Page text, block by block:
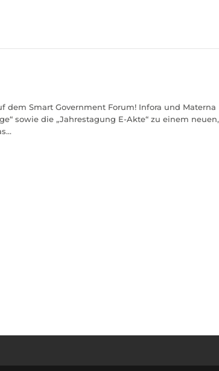
dem Smart Government Forum! Infora und Materna
sowie die „Jahrestagung E-Akte“ zu einem neuen,